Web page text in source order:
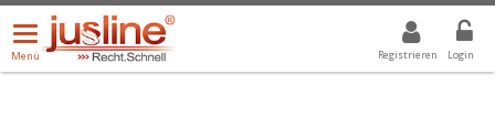
Registrieren Login
Menü
öffnen/schließen
Menü
ALLE DROPDOWN: GEWÄHLTER WERT IST ALLE